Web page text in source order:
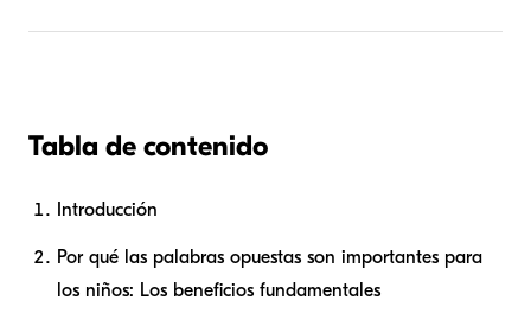
Tabla de contenido
Introducción
Por qué las palabras opuestas son importantes para
los niños: Los beneficios fundamentales